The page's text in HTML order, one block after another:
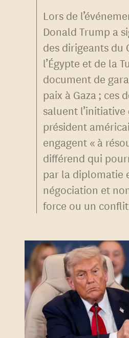
Lors de
Donald Trump a
des dirigeants du
l’Égypte et de la
document de
paix à Gaza ; ces
saluent l’initiative
président
engagent « à
différend qui
par la diplomatie
négociation et
force ou un